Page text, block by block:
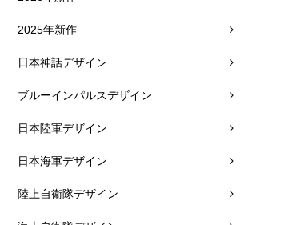
2025年新作
日本神話デザイン
ブルーインパルスデザイン
日本陸軍デザイン
日本海軍デザイン
陸上自衛隊デザイン